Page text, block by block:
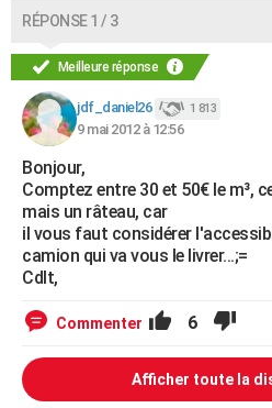
AVIS DE DÉCÈS
FORUM
Bricolage
Lifestyle
Culture
Sport
Auto
Television
Voyage
Cinema
RÉPONSE 1 / 3
Meilleure réponse
jdf_daniel26 1 813
9 mai 2012 à 12:56
Bonjour,
Comptez entre 30 et 50€ le m³,
mais un râteau, car
il vous faut considérer
camion qui va vous le livrer...;=
Cdlt,
Commenter 6
Afficher toute la